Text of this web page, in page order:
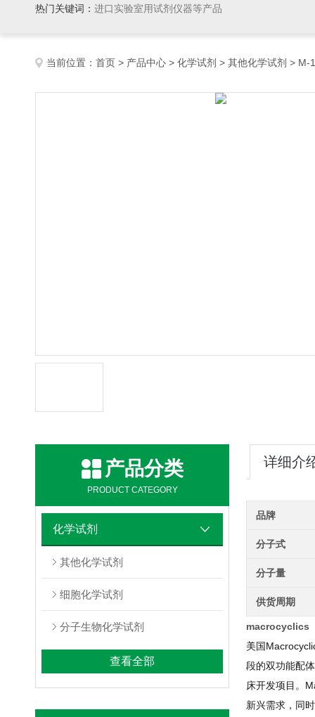
热门关键词： 进口实验室用试剂仪器等产品
当前位置： 首页 > 产品中心 > 化学试剂 > 其他化学试剂 > M-
产品分类
PRODUCT CATEGORY
化学试剂
其他化学试剂
细胞化学试剂
分子生物化学试剂
查看全部
详细介
品牌
分子式
分子量
供货周期
美国
段的双功能配
床开发项目。
新兴需求，同